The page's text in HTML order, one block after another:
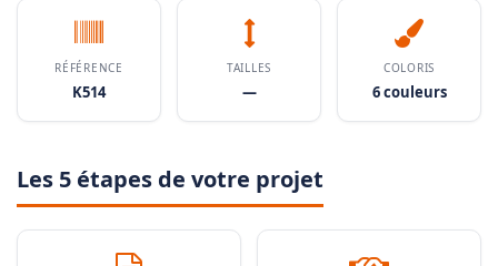
RÉFÉRENCE
K514
TAILLES
—
COLORIS
6 couleurs
Les 5 étapes de votre projet